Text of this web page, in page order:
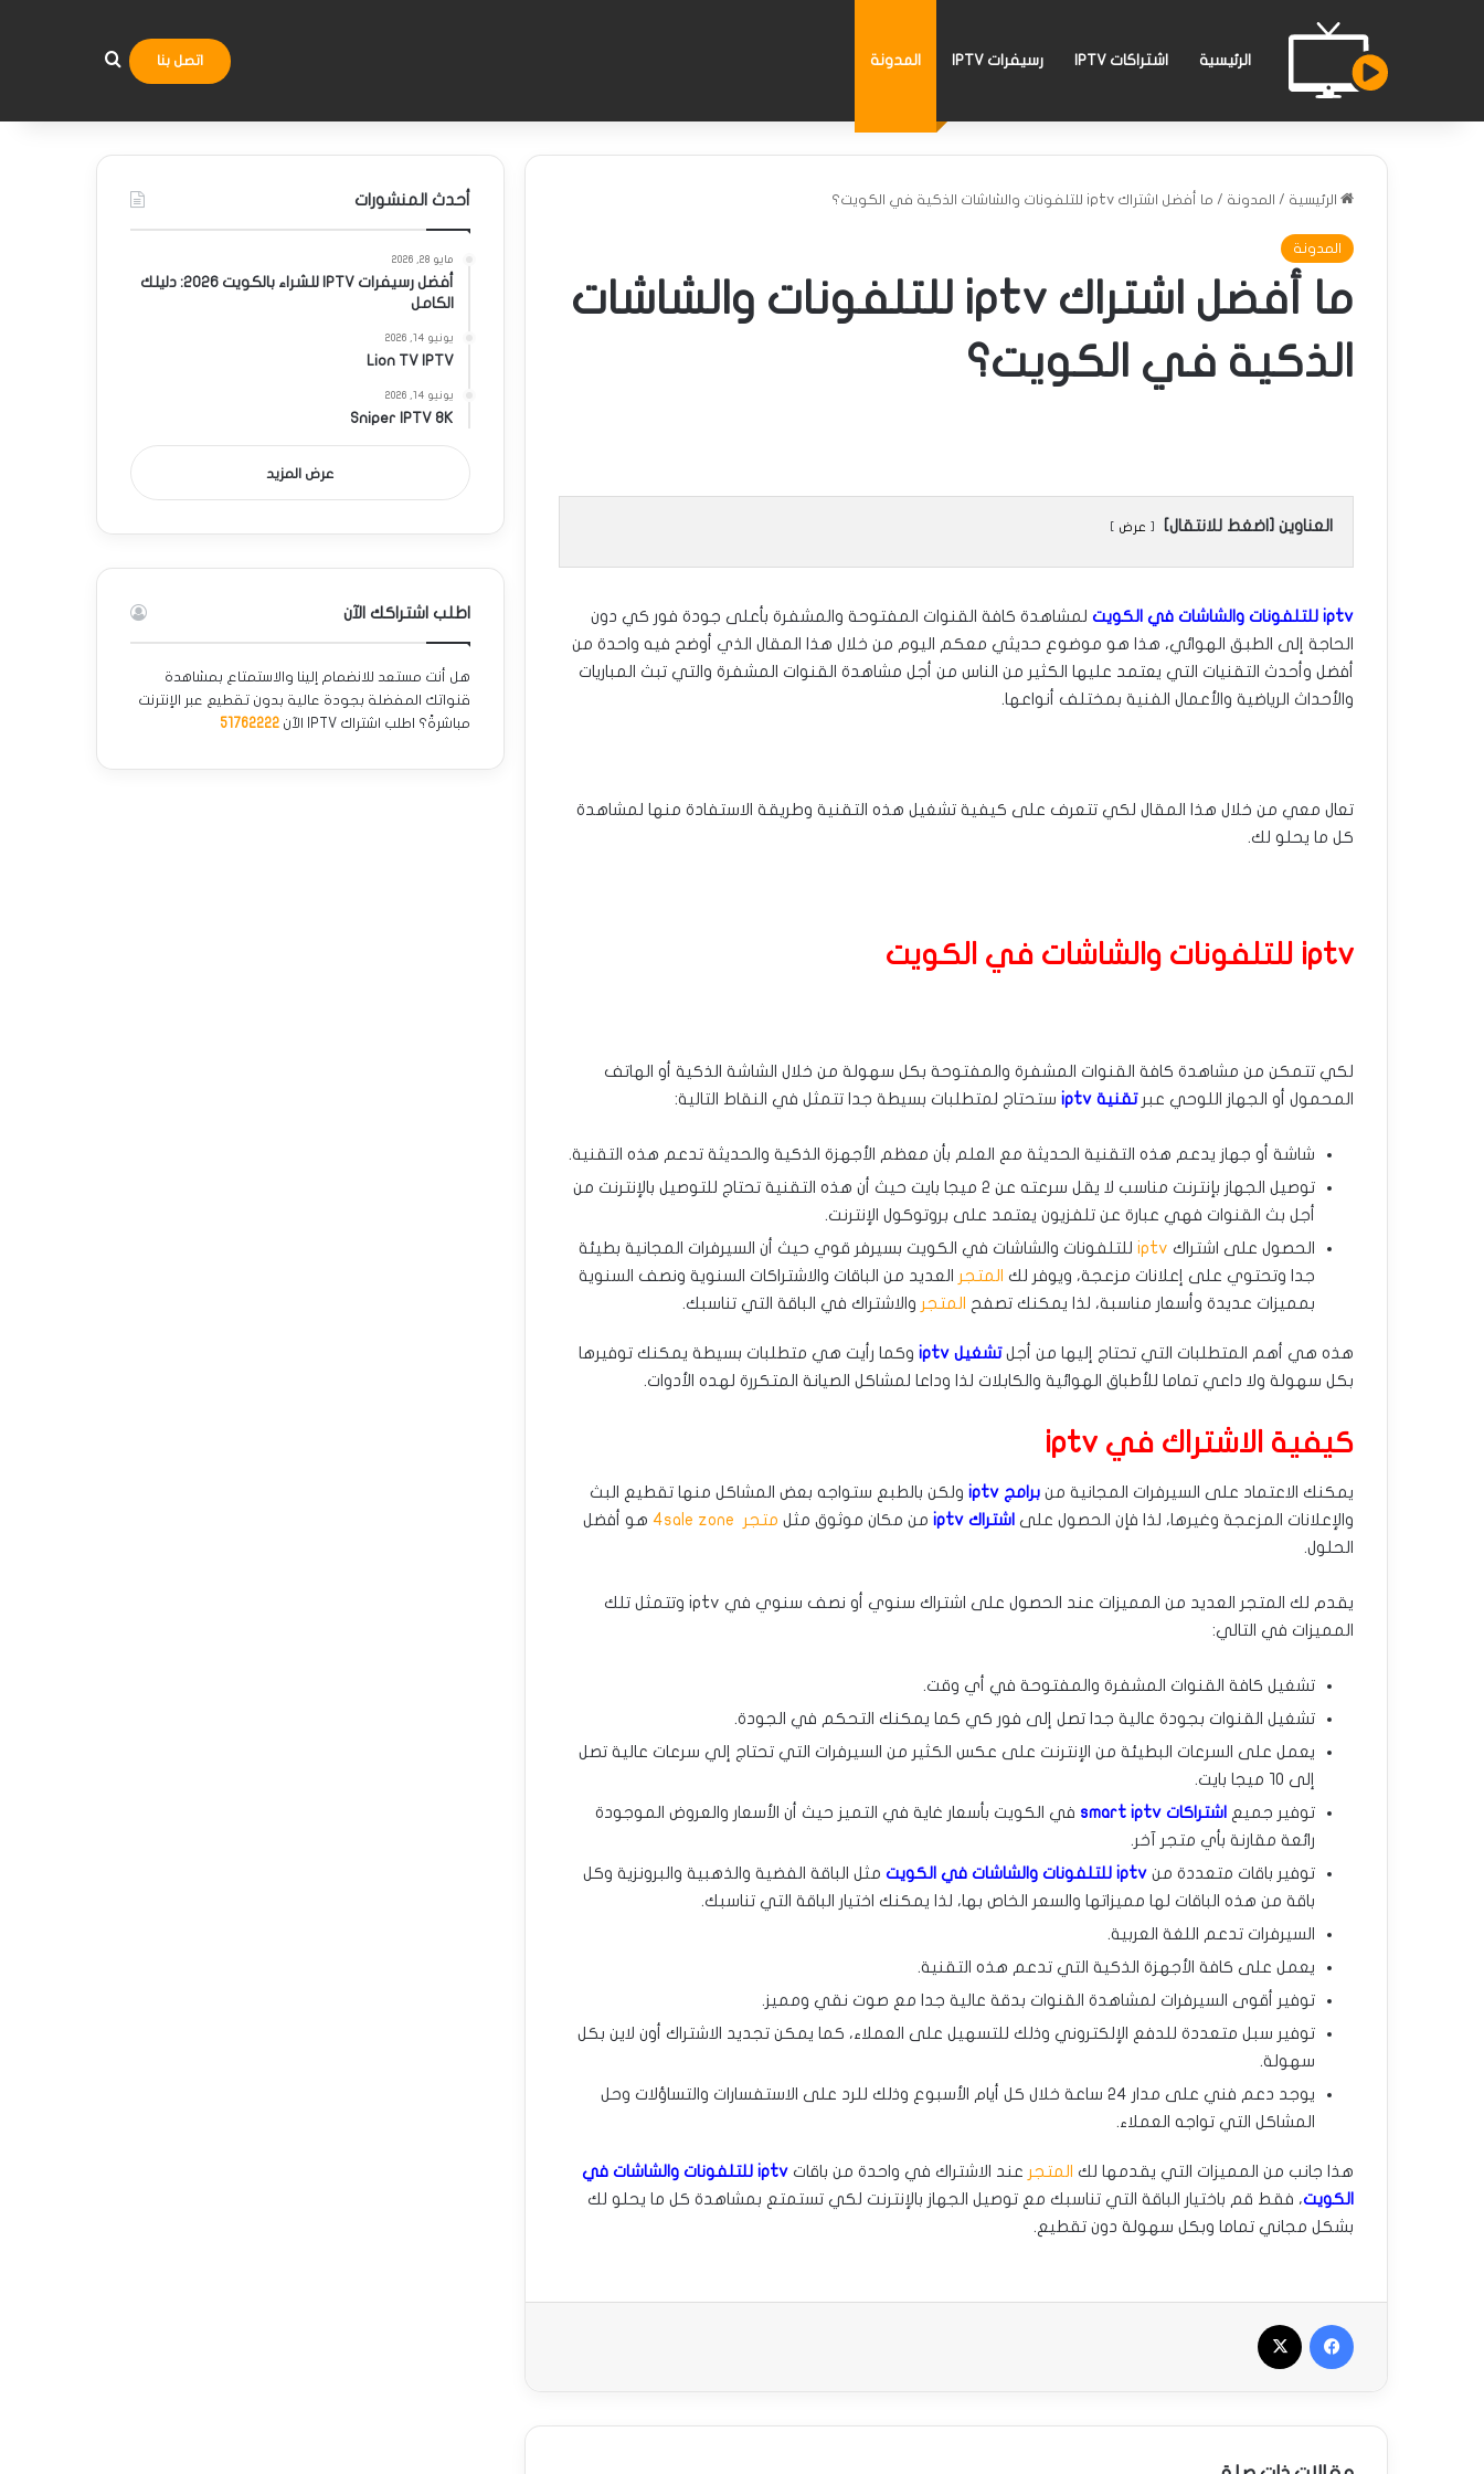
الرئيسية اشتراكات IPTV رسيفرات IPTV المدونة اتصل بنا بحث عن
الرئيسية / المدونة / ما أفضل اشتراك iptv للتلفونات والشاشات الذكية في الكويت؟
المدونة
ما أفضل اشتراك iptv للتلفونات والشاشات
الذكية في الكويت؟
العناوين [اضغط للانتقال] عرض
iptv للتلفونات والشاشات في الكويت لمشاهدة كافة القنوات المفتوحة والمشفرة بأعلى جودة فور كي دون
الحاجة إلى الطبق الهوائي، هذا هو موضوع حديثي معكم اليوم من خلال هذا المقال الذي أوضح فيه واحدة من
أفضل وأحدث التقنيات التي يعتمد عليها الكثير من الناس من أجل مشاهدة القنوات المشفرة والتي تبث المباريات
والأحداث الرياضية والأعمال الفنية بمختلف أنواعها.
تعال معي من خلال هذا المقال لكي تتعرف على كيفية تشغيل هذه التقنية وطريقة الاستفادة منها لمشاهدة
كل ما يحلو لك.
iptv للتلفونات والشاشات في الكويت
لكي تتمكن من مشاهدة كافة القنوات المشفرة والمفتوحة بكل سهولة من خلال الشاشة الذكية أو الهاتف
المحمول أو الجهاز اللوحي عبرتقنية iptv ستحتاج لمتطلبات بسيطة جدا تتمثل في النقاط التالية:
شاشة أو جهاز يدعم هذه التقنية الحديثة مع العلم بأن معظم الأجهزة الذكية والحديثة تدعم هذه التقنية.
توصيل الجهاز بإنترنت مناسب لا يقل سرعته عن ٢ ميجا بايت حيث أن هذه التقنية تحتاج للتوصيل بالإنترنت من
أجل بث القنوات فهي عبارة عن تلفزيون يعتمد على بروتوكول الإنترنت.
الحصول على اشتراك iptv للتلفونات والشاشات في الكويت بسيرفر قوي حيث أن السيرفرات المجانية بطيئة
جدا وتحتوي على إعلانات مزعجة، ويوفر لك
المتجر
العديد من الباقات والاشتراكات السنوية ونصف السنوية
بمميزات عديدة وأسعار مناسبة، لذا يمكنك تصفح
المتجر والاشتراك في الباقة التي تناسبك.
هذه هي أهم المتطلبات التي تحتاج إليها من أجلتشغيل iptv
وكما رأيت هي متطلبات بسيطة يمكنك توفيرها
بكل سهولة ولا داعي تماما للأطباق الهوائية والكابلات لذا وداعا لمشاكل الصيانة المتكررة لهده الأدوات.
كيفية الاشتراك في iptv
يمكنك الاعتماد على السيرفرات المجانية من برامج iptv
ولكن بالطبع ستواجه بعض المشاكل منها تقطيع البث
والإعلانات المزعجة وغيرها، لذا فإن الحصول على اشتراك iptv من مكان موثوق مثل متجر 4sale zone
هو أفضل
الحلول.
يقدم لك المتجر العديد من المميزات عند الحصول على اشتراك سنوي أو نصف سنوي في iptv وتتمثل تلك
المميزات في التالي:
تشغيل كافة القنوات المشفرة والمفتوحة في أي وقت.
تشغيل القنوات بجودة عالية جدا تصل إلى فور كي كما يمكنك التحكم في الجودة.
يعمل على السرعات البطيئة من الإنترنت على عكس الكثير من السيرفرات التي تحتاج إلي سرعات عالية تصل
إلى ١٠ ميجا بايت.
توفير جميع اشتراكات smart iptv
في الكويت بأسعار غاية في التميز حيث أن الأسعار والعروض الموجودة
رائعة مقارنة بأي متجر آخر.
توفير باقات متعددة من
مثل الباقة الفضية والذهبية والبرونزية وكل
باقة من هذه الباقات لها مميزاتها والسعر الخاص بها، لذا يمكنك اختيار الباقة التي تناسبك.
السيرفرات تدعم اللغة العربية.
يعمل على كافة الأجهزة الذكية التي تدعم هذه التقنية.
توفير أقوى السيرفرات لمشاهدة القنوات بدقة عالية جدا مع صوت نقي ومميز.
توفير سبل متعددة للدفع الإلكتروني وذلك للتسهيل على العملاء، كما يمكن تجديد الاشتراك أون لاين بكل
سهولة.
يوجد دعم فني على مدار ٢٤ ساعة خلال كل أيام الأسبوع وذلك للرد على الاستفسارات والتساؤلات وحل
المشاكل التي تواجه العملاء.
هذا جانب من المميزات التي يقدمها لك المتجر عند الاشتراك في واحدة من باقات
في
الكويت، فقط قم باختيار الباقة التي تناسبك مع توصيل الجهاز بالإنترنت لكي تستمتع بمشاهدة كل ما يحلو لك
بشكل مجاني تماما وبكل سهولة دون تقطيع.
فيسبوك
أحدث المنشورات
مايو 28, 2026
أفضل رسيفرات IPTV للشراء بالكويت 2026: دليلك
الكامل
يونيو 14, 2026
Lion TV IPTV
يونيو 14, 2026
Sniper IPTV 8K
عرض المزيد
اطلب اشتراكك الآن
هل أنت مستعد للانضمام إلينا والاستمتاع بمشاهدة
قنواتك المفضلة بجودة عالية بدون تقطيع عبر الإنترنت
مباشرةً؟ اطلب اشتراك IPTV الآن
51762222